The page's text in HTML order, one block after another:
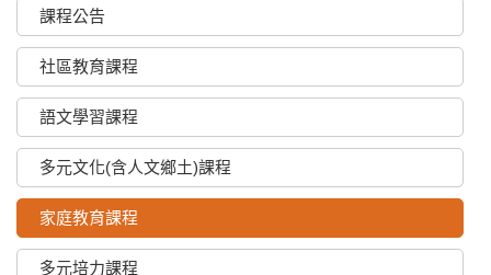
課程公告
社區教育課程
語文學習課程
多元文化(含人文鄉土)課程
家庭教育課程
多元培力課程